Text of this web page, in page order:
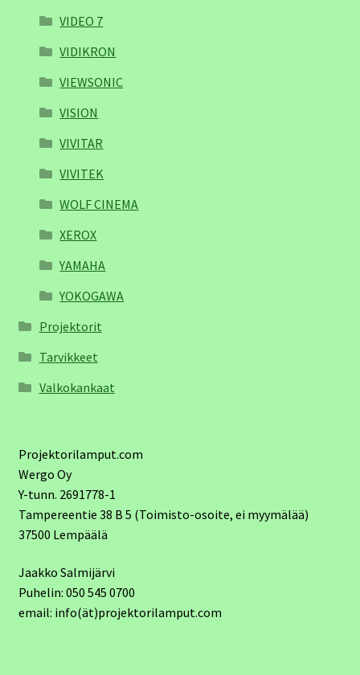
VIDEO 7
VIDIKRON
VIEWSONIC
VISION
VIVITAR
VIVITEK
WOLF CINEMA
XEROX
YAMAHA
YOKOGAWA
Projektorit
Tarvikkeet
Valkokankaat
Projektorilamput.com
Wergo Oy
Y-tunn. 2691778-1
Tampereentie 38 B 5 (Toimisto-osoite, ei myymälää)
37500 Lempäälä
Jaakko Salmijärvi
Puhelin: 050 545 0700
email: info(ät)projektorilamput.com